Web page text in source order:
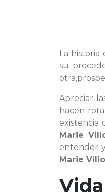
La historia
su
Apreciar
hacen
existencia
Marie
entender
Marie